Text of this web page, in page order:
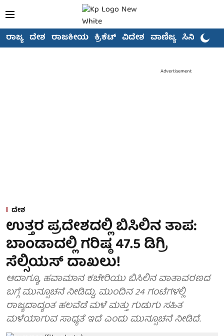
ರಾಜ್ಯ ದೇಶ ರಾಜಕೀಯ ಕ್ರಿಕೆಟ್ ವಿದೇಶ ವಾಣಿಜ್ಯ ಸಿನಿಮಾ
Advertisement
ದೇಶ
ಉತ್ತರ ಪ್ರದೇಶದಲ್ಲಿ ಬಿಸಿಲಿನ ತಾಪ:
ಬಾಂಡಾದಲ್ಲಿ ಗರಿಷ್ಠ 47.5 ಡಿಗ್ರಿ
ಸೆಲ್ಸಿಯಸ್ ದಾಖಲು!
ಆದಾಗ್ಯೂ, ಹವಾಮಾನ ಕಚೇರಿಯು ಬಿಸಿಲಿನ ವಾತಾವರಣದ
ಬಗ್ಗೆ ಮುನ್ಸೂಚನೆ ನೀಡಿದ್ದು, ಮುಂದಿನ 24 ಗಂಟೆಗಳಲ್ಲಿ
ರಾಜ್ಯದಾದ್ಯಂತ ಹಲವೆಡೆ ಮಳೆ ಮತ್ತು ಗುಡುಗು ಸಹಿತ
ಮಳೆಯಾಗುವ ಸಾಧ್ಯತೆ ಇದೆ ಎಂದು ಮುನ್ಸೂಚನೆ ನೀಡಿದೆ.